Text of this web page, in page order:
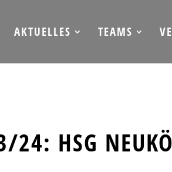
AKTUELLES TEAMS
24: HSG